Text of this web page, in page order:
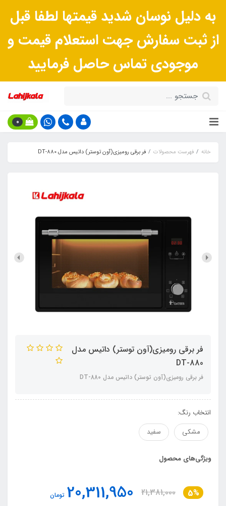
به دلیل نوسان شدید قیمتها لطفا قبل
از ثبت سفارش جهت استعلام قیمت و
موجودی تماس حاصل فرمایید
0
خانه فهرست محصولات فر برقی رومیزی(آون توستر) داتیس مدل DT-880
فر برقی رومیزی(آون توستر) داتیس مدل
DT-880
فر برقی رومیزی(آون توستر) داتیس مدل DT-880
انتخاب رنگ:
مشکی
سفید
ویژگی‌های محصول
5%
21,381,000
20,311,950 تومان